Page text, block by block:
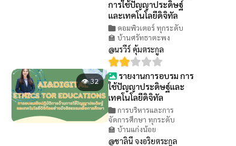
การใช้ปัญญาประดิษฐ์
และเทคโนโลยีดิจิทัล
คอมพิวเตอร์ ทุกระดับ
🏫 บ้านศรัทธาตะพง
@นรวีร์ คุ้มตระกูล
👁 32
รายงานการอบรม การ
ใช้ปัญญาประดิษฐ์และ
เทคโนโลยีดิจิทัล
การบริหารและการ
จัดการศึกษา ทุกระดับ
🏫 บ้านแก่งน้อย
@ชาลินี จงอริยตระกูล